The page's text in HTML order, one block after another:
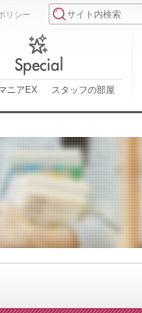
リシー
ニアEX スタッフの部屋